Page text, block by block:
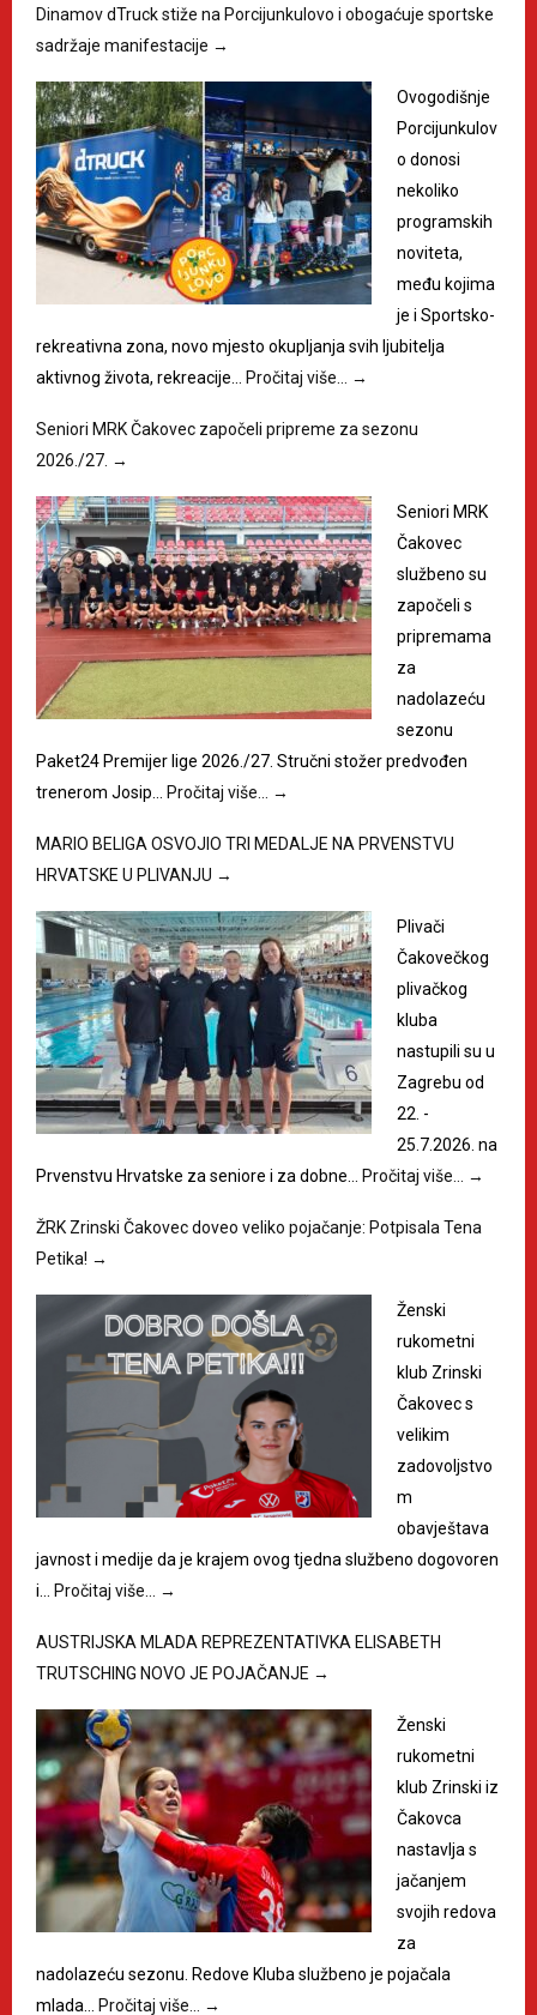
Dinamov dTruck stiže na Porcijunkulovo i obogaćuje sportske
sadržaje manifestacije →
Ovogodišnje
Porcijunkulov
o donosi
nekoliko
programskih
noviteta,
među kojima
je i Sportsko-
rekreativna zona, novo mjesto okupljanja svih ljubitelja
aktivnog života, rekreacije… Pročitaj više… →
Seniori MRK Čakovec započeli pripreme za sezonu
2026./27. →
Seniori MRK
Čakovec
službeno su
započeli s
pripremama
za
nadolazeću
sezonu
Paket24 Premijer lige 2026./27. Stručni stožer predvođen
trenerom Josip… Pročitaj više… →
MARIO BELIGA OSVOJIO TRI MEDALJE NA PRVENSTVU
HRVATSKE U PLIVANJU →
Plivači
Čakovečkog
plivačkog
kluba
nastupili su u
Zagrebu od
22. -
25.7.2026. na
Prvenstvu Hrvatske za seniore i za dobne… Pročitaj više… →
ŽRK Zrinski Čakovec doveo veliko pojačanje: Potpisala Tena
Petika! →
Ženski
rukometni
klub Zrinski
Čakovec s
velikim
zadovoljstvo
m
obavještava
javnost i medije da je krajem ovog tjedna službeno dogovoren
i… Pročitaj više… →
AUSTRIJSKA MLADA REPREZENTATIVKA ELISABETH
TRUTSCHING NOVO JE POJAČANJE →
Ženski
rukometni
klub Zrinski iz
Čakovca
nastavlja s
jačanjem
svojih redova
za
nadolazeću sezonu. Redove Kluba službeno je pojačala
mlada… Pročitaj više… →